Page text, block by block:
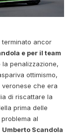
terminato ancor
e per il team
la penalizzazione,
ottimismo,
che era
di riscattare la
prima delle
al
Umberto Scandola